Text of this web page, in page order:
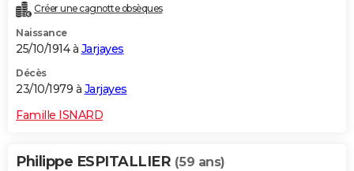
Créer une cagnotte obsèques
Naissance
25/10/1914 à Jarjayes
Décès
23/10/1979 à Jarjayes
Famille ISNARD
Philippe ESPITALLIER (59 ans)